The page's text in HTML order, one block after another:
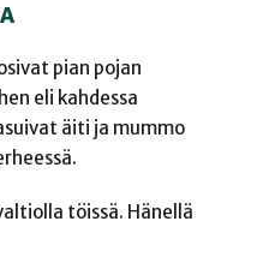
pian pojan
eli kahdessa
äiti ja mummo
töissä. Hänellä